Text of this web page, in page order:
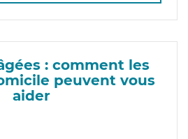
: comment les
peuvent vous
aider